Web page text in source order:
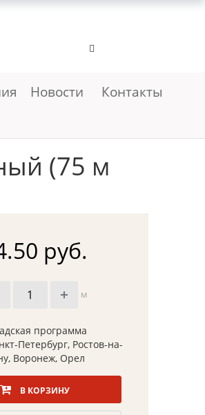
Новости Контакты
(75 м
руб.
м
программа
Петербург, Ростов-на-
Воронеж, Орел
В КОРЗИНУ